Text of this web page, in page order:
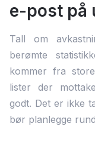
e-post på
Tall om
berømte
kommer fra
lister der
godt. Det er ikke
bør planlegge